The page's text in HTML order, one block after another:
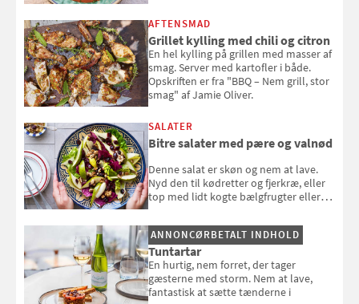
AFTENSMAD
Grillet kylling med chili og citron
En hel kylling på grillen med masser af
smag. Server med kartofler i både.
Opskriften er fra "BBQ – Nem grill, stor
smag" af Jamie Oliver.
SALATER
Bitre salater med pære og valnød
Denne salat er skøn og nem at lave.
Nyd den til kødretter og fjerkræ, eller
top med lidt kogte bælgfrugter eller
selvstændigt måltid. Opskriften er fra
Louisa Lorangs kogebog "Salat".
ANNONCØRBETALT INDHOLD
Tuntartar
En hurtig, nem forret, der tager
gæsterne med storm. Nem at lave,
fantastisk at sætte tænderne i